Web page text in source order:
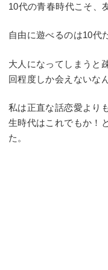
10代の青春時代こそ、
自由に遊べるのは10代
大人になってしまうと
回程度しか会えないな
私は正直な話恋愛より
生時代はこれでもか！
た。